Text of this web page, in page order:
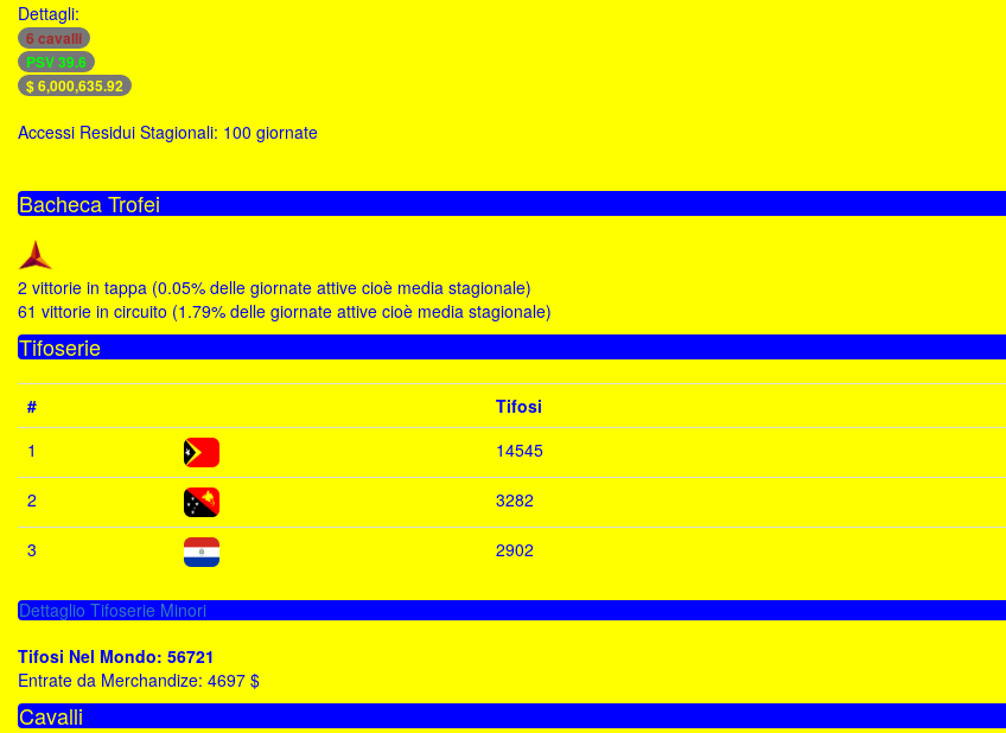
Dettagli:
6 cavalli
PSV 39.6
$ 6,000,635.92
Accessi Residui Stagionali: 100 giornate
Bacheca Trofei
2 vittorie in tappa (0.05% delle giornate attive cioè media stagionale)
61 vittorie in circuito (1.79% delle giornate attive cioè media stagionale)
Tifoserie
# Tifosi
1
14545
2 3282
3 2902
Dettaglio Tifoserie Minori
Tifosi Nel Mondo: 56721
Entrate da Merchandize: 4697 $
Cavalli